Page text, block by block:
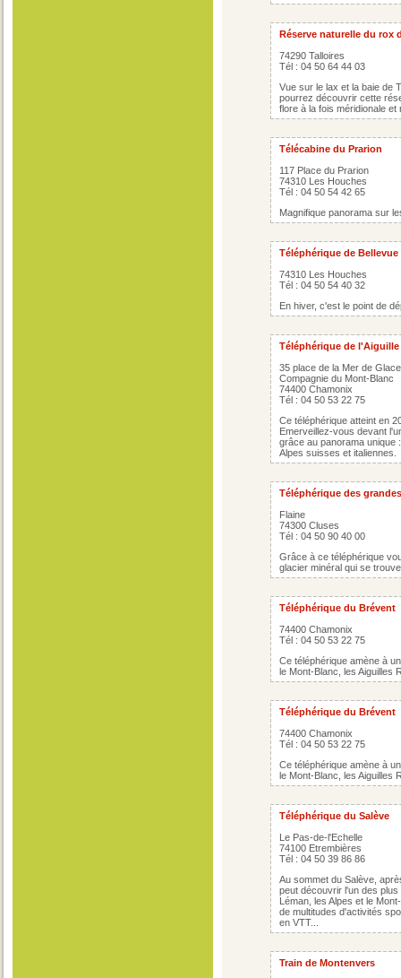
Réserve naturelle du rox
74290 Talloires
Tél : 04 50 64 44 03
Vue sur le lax et la baie de
pourrez découvrir cette
flore à la fois méridionale et
Télécabine du Prarion
117 Place du Prarion
74310 Les Houches
Tél : 04 50 54 42 65
Magnifique panorama sur
Téléphérique de Bellevue
74310 Les Houches
Tél : 04 50 54 40 32
En hiver, c'est le point de
Téléphérique de
35 place de la Mer de Glace
Compagnie du Mont-Blanc
74400 Chamonix
Tél : 04 50 53 22 75
Ce téléphérique atteint en
Emerveillez-vous devant
grâce au panorama unique
Alpes suisses et italiennes.
Téléphérique des
Flaine
74300 Cluses
Tél : 04 50 90 40 00
Grâce à ce téléphérique
glacier minéral qui se
Téléphérique du Brévent
74400 Chamonix
Tél : 04 50 53 22 75
Ce téléphérique amène à
le Mont-Blanc, les Aiguilles
Téléphérique du Brévent
74400 Chamonix
Tél : 04 50 53 22 75
Ce téléphérique amène à
le Mont-Blanc, les Aiguilles
Téléphérique du Salève
Le Pas-de-l'Echelle
74100 Etrembières
Tél : 04 50 39 86 86
Au sommet du Salève,
peut découvrir l'un des
Léman, les Alpes et le
de multitudes d'activités
en VTT...
Train de Montenvers